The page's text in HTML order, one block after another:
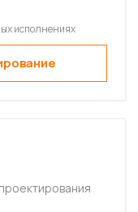
исполнениях